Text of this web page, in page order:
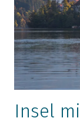
Insel